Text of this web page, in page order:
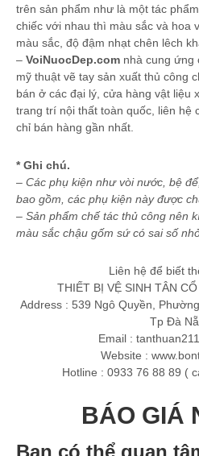
trên sản phẩm như là một tác
chiếc với nhau thì màu sắc và hoa
màu sắc, độ đậm nhạt chên lêch
– VoiNuocDep.com nhà cung ứng
mỹ thuật vẽ tay sản xuất thủ công
bán ở các đại lý, cửa hàng vật liệu
trang trí nội thất toàn quốc, liên hệ
chỉ bán hàng gần nhất.
* Ghi chú.
– Các phụ kiện như vòi nước, bệ
bao gồm, các phụ kiện này được
– Sản phẩm chế tác thủ công nên
màu sắc chậu gốm sứ có sai số
Liên hệ để biết
THIẾT BỊ VỆ SINH TÂN
Address : 539 Ngô Quyền,
Tp Đà
Email :
Website :
Hotline : 0933 76 88 89 (
BÁO GIÁ